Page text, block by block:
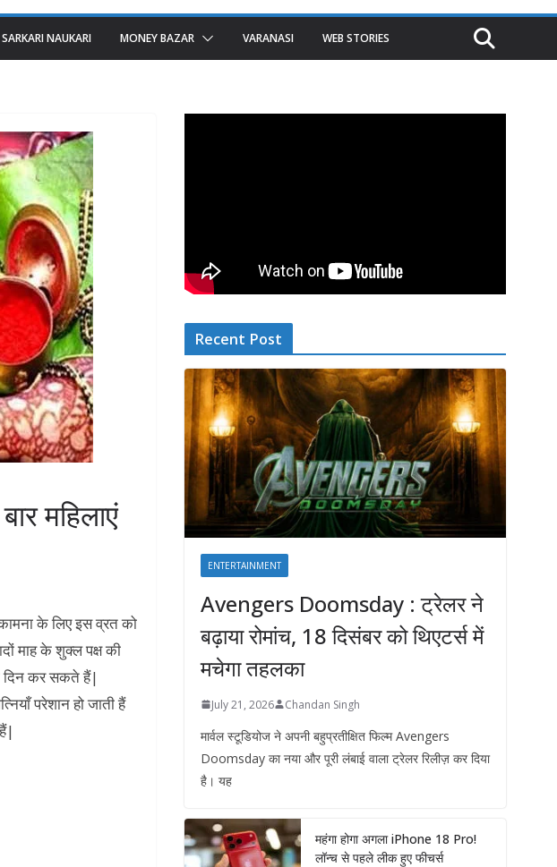
SARKARI NAUKARI MONEY BAZAR VARANASI WEB STORIES
महिलाएं
के लिए इस व्रत को
माह के शुक्ल पक्ष की
दिन कर सकते हैं|
परेशान हो जाती हैं
Recent Post
ENTERTAINMENT
Avengers Doomsday : ट्रेलर ने
बढ़ाया रोमांच, 18 दिसंबर को थिएटर्स में
मचेगा तहलका
July 21, 2026 Chandan Singh
मार्वल स्टूडियोज ने अपनी बहुप्रतीक्षित फिल्म Avengers
Doomsday का नया और पूरी लंबाई वाला ट्रेलर रिलीज़ कर दिया
है। यह
महंगा होगा अगला iPhone 18 Pro!
लॉन्च से पहले लीक हुए फीचर्स